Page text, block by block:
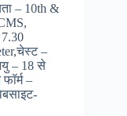
– 10th &
–
– 18 से
–